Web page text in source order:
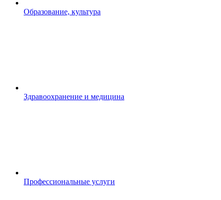
Образование, культура
Здравоохранение и медицина
Профессиональные услуги